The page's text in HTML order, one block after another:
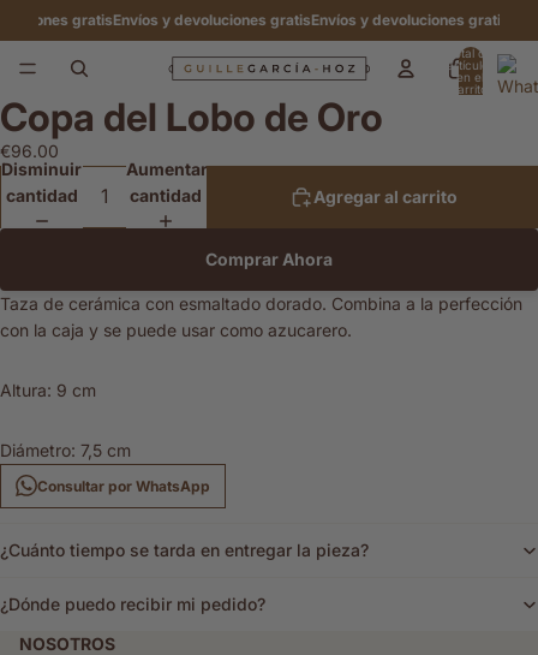
gratisEnvíos y devoluciones gratisEnvíos y devoluciones gratisEnvíos
Total de
artículos
en el
carrito:
Abrir
imagen
a
pantalla
Copa del Lobo de Oro
€96.00
Disminuir
cantidad
Aumentar
cantidad
Agregar al carrito
Comprar Ahora
Taza de cerámica con esmaltado dorado. Combina a la perfección
con la caja y se puede usar como azucarero.
Altura: 9 cm
Diámetro: 7,5 cm
Consultar por WhatsApp
¿Cuánto tiempo se tarda en entregar la pieza?
¿Dónde puedo recibir mi pedido?
NOSOTROS